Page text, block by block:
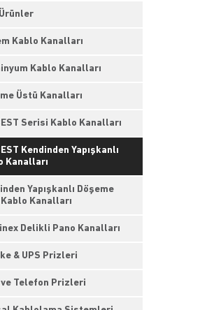
Kablo Kanalları
Kablo Kanalları
Üstü Kanalları
Serisi Kablo Kanalları
Kendinden Yapışkanlı
Kanalları
Yapışkanlı Döşeme
Kanalları
Delikli Pano Kanalları
& UPS Prizleri
ve Telefon Prizleri